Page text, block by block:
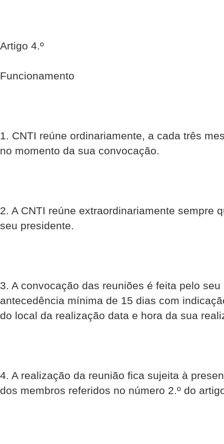
Artigo 4.º
Funcionamento
1. CNTI reúne ordinariamente, a cada três
no momento da sua convocação.
2. A CNTI reúne extraordinariamente sempre
seu presidente.
3. A convocação das reuniões é feita pelo
antecedência mínima de 15 dias com
do local da realização data e hora da sua
4. A realização da reunião fica sujeita à
dos membros referidos no número 2.º do